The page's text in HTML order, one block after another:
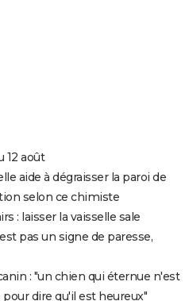
12 août
aide à dégraisser la paroi de
selon ce chimiste
: laisser la vaisselle sale
pas un signe de paresse,
: "un chien qui éternue n'est
dire qu'il est heureux"